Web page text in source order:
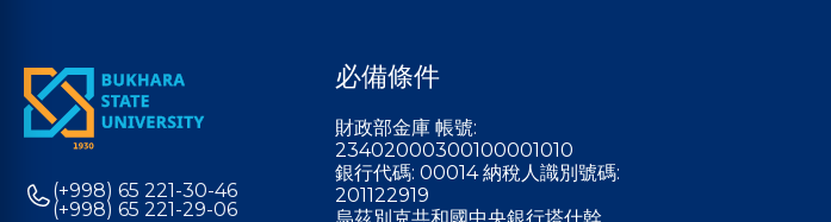
(+998) 65 221-30-46
(+998) 65 221-29-06
必備條件
財政部金庫 帳號:
23402000300100001010
銀行代碼: 00014 納稅人識別號碼:
201122919